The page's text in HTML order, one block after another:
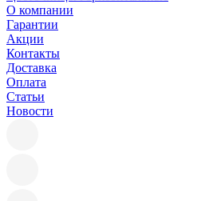
О компании
Гарантии
Акции
Контакты
Доставка
Оплата
Статьи
Новости